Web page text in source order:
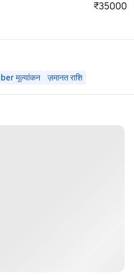
₹35000
मूल्यांकन ज़मानत राशि